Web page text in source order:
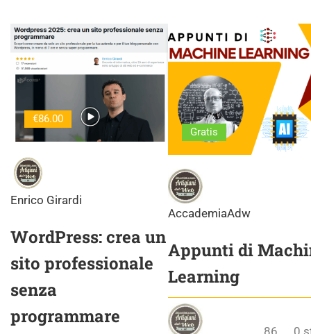
€86.00
Enrico Girardi
WordPress: crea un
sito professionale
senza
programmare
Gratis
AccademiaAdw
Appunti di
Learning